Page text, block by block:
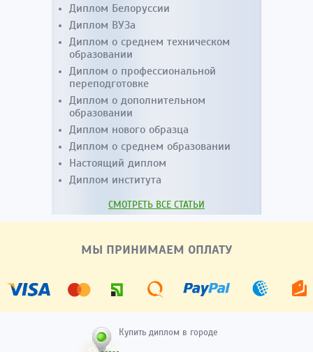
Диплом Белоруссии
Диплом ВУЗа
Диплом о среднем техническом
образовании
Диплом о профессиональной
переподготовке
Диплом о дополнительном
образовании
Диплом нового образца
Диплом о среднем образовании
Настоящий диплом
Диплом института
СМОТРЕТЬ ВСЕ СТАТЬИ
МЫ ПРИНИМАЕМ ОПЛАТУ
Купить диплом в городе